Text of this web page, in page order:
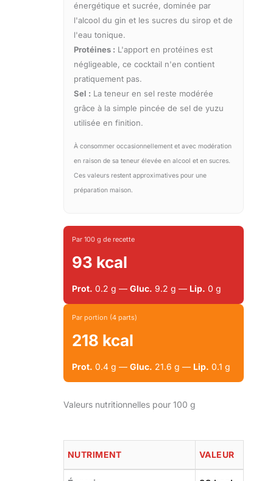
énergétique et sucrée, dominée par
l'alcool du gin et les sucres du sirop et de
l'eau tonique.
Protéines : L'apport en protéines est
négligeable, ce cocktail n'en contient
pratiquement pas.
Sel : La teneur en sel reste modérée
grâce à la simple pincée de sel de yuzu
utilisée en finition.
À consommer occasionnellement et avec modération
en raison de sa teneur élevée en alcool et en sucres.
Ces valeurs restent approximatives pour une
préparation maison.
Par 100 g de recette
93 kcal
Prot. 0.2 g — Gluc. 9.2 g — Lip. 0 g
Par portion (4 parts)
218 kcal
Prot. 0.4 g — Gluc. 21.6 g — Lip. 0.1 g
Valeurs nutritionnelles pour 100 g
NUTRIMENT VALEUR